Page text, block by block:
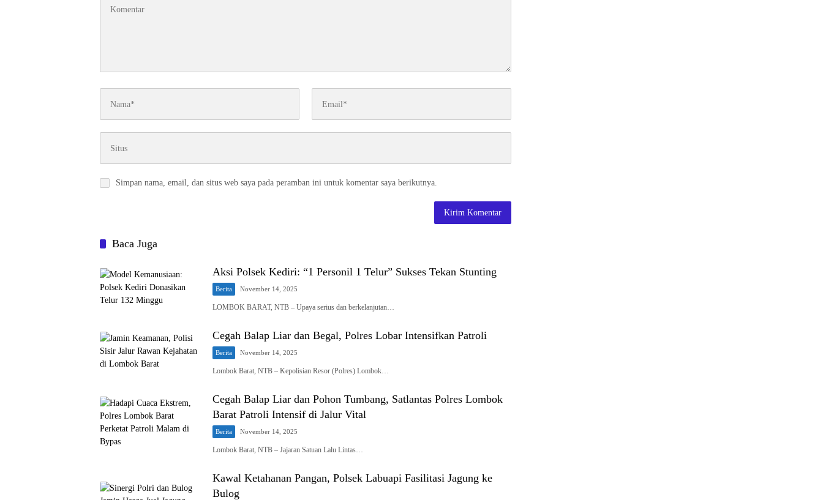
Simpan nama, email, dan situs web saya pada peramban ini untuk komentar saya berikutnya.
Baca Juga
Aksi Polsek Kediri: “1 Personil 1 Telur” Sukses Tekan Stunting
Berita November 14, 2025
LOMBOK BARAT, NTB – Upaya serius dan berkelanjutan…
Cegah Balap Liar dan Begal, Polres Lobar Intensifkan Patroli
Berita November 14, 2025
Lombok Barat, NTB – Kepolisian Resor (Polres) Lombok…
Cegah Balap Liar dan Pohon Tumbang, Satlantas Polres Lombok
Barat Patroli Intensif di Jalur Vital
Berita November 14, 2025
Lombok Barat, NTB – Jajaran Satuan Lalu Lintas…
Kawal Ketahanan Pangan, Polsek Labuapi Fasilitasi Jagung ke
Bulog